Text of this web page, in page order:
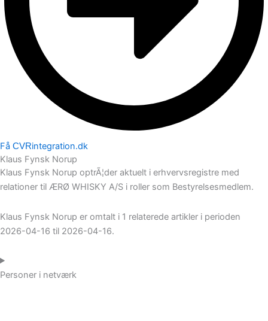
Få CVRintegration.dk
Klaus Fynsk Norup
Klaus Fynsk Norup optrÃ¦der aktuelt i erhvervsregistre med
relationer til ÆRØ WHISKY A/S i roller som Bestyrelsesmedlem.
Klaus Fynsk Norup er omtalt i 1 relaterede artikler i perioden
2026-04-16 til 2026-04-16.
Personer i netværk